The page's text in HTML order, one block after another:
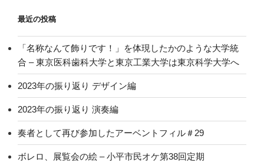
最近の投稿
「名称なんて飾りです！」を体現したかのような大学統
合 – 東京医科歯科大学と東京工業大学は東京科学大学へ
2023年の振り返り デザイン編
2023年の振り返り 演奏編
奏者として再び参加したアーベントフィル＃29
ボレロ、展覧会の絵 – 小平市民オケ第38回定期